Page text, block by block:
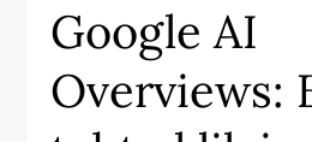
Google AI
Overviews: